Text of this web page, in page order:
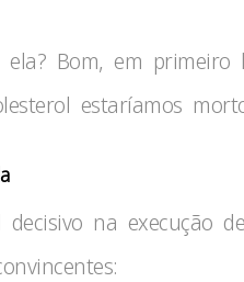
ela? Bom, em
estaríamos
na execução